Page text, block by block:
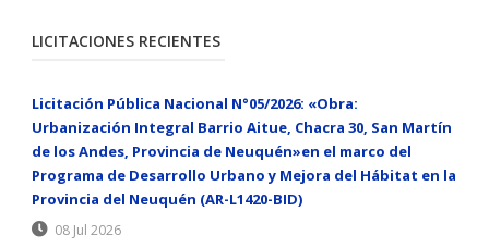
LICITACIONES RECIENTES
Licitación Pública Nacional N°05/2026: «Obra:
Urbanización Integral Barrio Aitue, Chacra 30, San Martín
de los Andes, Provincia de Neuquén»en el marco del
Programa de Desarrollo Urbano y Mejora del Hábitat en la
Provincia del Neuquén (AR-L1420-BID)
08 Jul 2026